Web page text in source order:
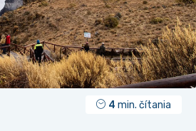
4 min. čítania